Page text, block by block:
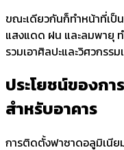
ขณะเดียวกันก็ทำหน้าที่เป็
แสงแดด ฝน และลมพายุ
รวมเอาศิลปะและวิศวกรร
ประโยชน์ของก
สำหรับอาคาร
การติดตั้งฟาซาดอลูมิเนีย